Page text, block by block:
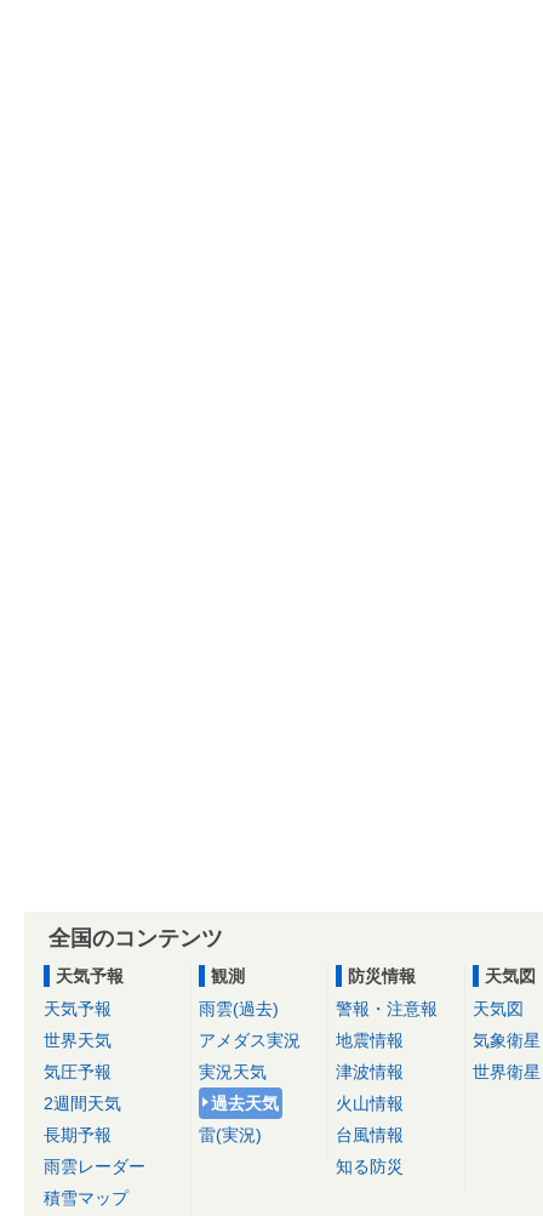
全国のコンテンツ
天気予報
天気予報
世界天気
気圧予報
2週間天気
長期予報
雨雲レーダー
積雪マップ
観測
雨雲(過去)
アメダス実況
実況天気
過去天気
雷(実況)
防災情報
警報・注意報
地震情報
津波情報
火山情報
台風情報
知る防災
天気図
天気図
気象衛星
世界衛星